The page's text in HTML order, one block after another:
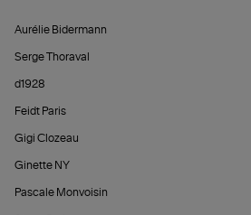
Aurélie Bidermann
Serge Thoraval
d1928
Feidt Paris
Gigi Clozeau
Ginette NY
Pascale Monvoisin